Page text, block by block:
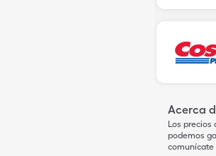
Acerca
Los
podemos
comunícate